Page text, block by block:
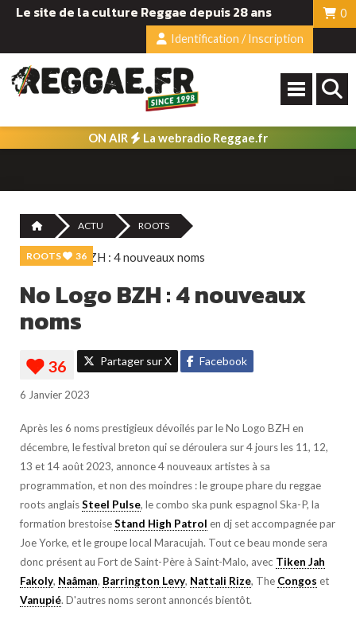
Le site de la culture Reggae depuis 28 ans
0
Identification / Inscription
ON AIR La webradio Reggae.fr
ACTU ROOTS
ROOTS 36
No Logo BZH : 4 nouveaux
noms
Partager sur X Facebook
6 Janvier 2023
Après les 6 noms prestigieux dévoilés par le No Logo BZH en
décembre, le festival breton qui se déroulera sur 4 jours les 11, 12,
13 et 14 août 2023, annonce 4 nouveaux artistes à sa
programmation, et non des moindres : le groupe phare du reggae
roots anglaisSteel Pulse, le combo ska punk espagnol Ska-P, la
formation brestoiseStand High Patrol en dj set accompagnée par
Joe Yorke, et le groupe local Maracujah. Tout ce beau monde sera
donc présent au Fort de Saint-Père à Saint-Malo, avec Tiken Jah
Fakoly, Naâman, Barrington Levy, Nattali Rize, The Congos et
Vanupié. D'autres noms seront annoncés bientôt.